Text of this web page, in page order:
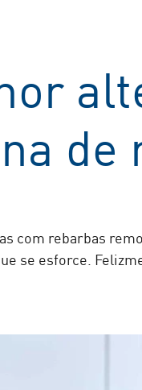
de
com rebarbas
se esforce.